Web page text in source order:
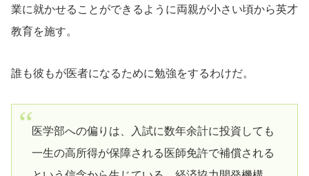
業に就かせることができるように両親が小さい頃から英才
教育を施す。
誰も彼もが医者になるために勉強をするわけだ。
医学部への偏りは、入試に数年余計に投資しても
一生の高所得が保障される医師免許で補償される